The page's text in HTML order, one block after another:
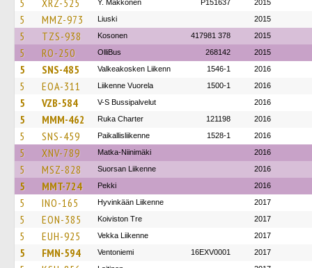
5 XRZ-525 Y. Makkonen P151637 2015
5 MMZ-973 Liuski 2015
5 TZS-938 Kosonen 417981 378 2015
5 RO-250 OlliBus 268142 2015
5 SNS-485 Valkeakosken Liikenn 1546-1 2016
5 EOA-311 Liikenne Vuorela 1500-1 2016
5 VZB-584 V-S Bussipalvelut 2016
5 MMM-462 Ruka Charter 121198 2016
5 SNS-459 Paikallisliikenne 1528-1 2016
5 XNV-789 Matka-Niinimäki 2016
5 MSZ-828 Suorsan Liikenne 2016
5 MMT-724 Pekki 2016
5 INO-165 Hyvinkään Liikenne 2017
5 EON-385 Koiviston Tre 2017
5 EUH-925 Vekka Liikenne 2017
5 FMN-594 Ventoniemi 16EXV0001 2017